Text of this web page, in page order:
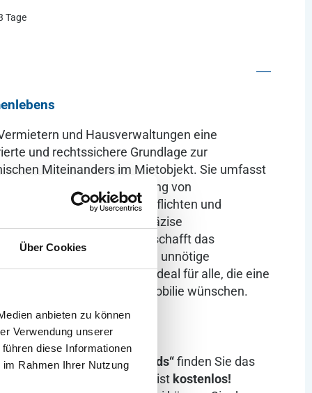
Über Cookies
anbieten zu können
Verwendung unserer
diese Informationen
Rahmen Ihrer Nutzung
Tage
und Hausverwaltungen eine
und rechtssichere Grundlage zur
Miteinanders im Mietobjekt. Sie umfasst
wie Ruhezeiten, die Nutzung von
sowie Reinigungspflichten und
Wohnklima. Durch präzise
Verhaltensregeln schafft das
alle Mietparteien und hilft, unnötige
effektiv zu vermeiden. Ideal für alle, die eine
Ordnung für ihre Immobilie wünschen.
Im Reiter„Downloads“finden Sie das
Der Download ist kostenlos!